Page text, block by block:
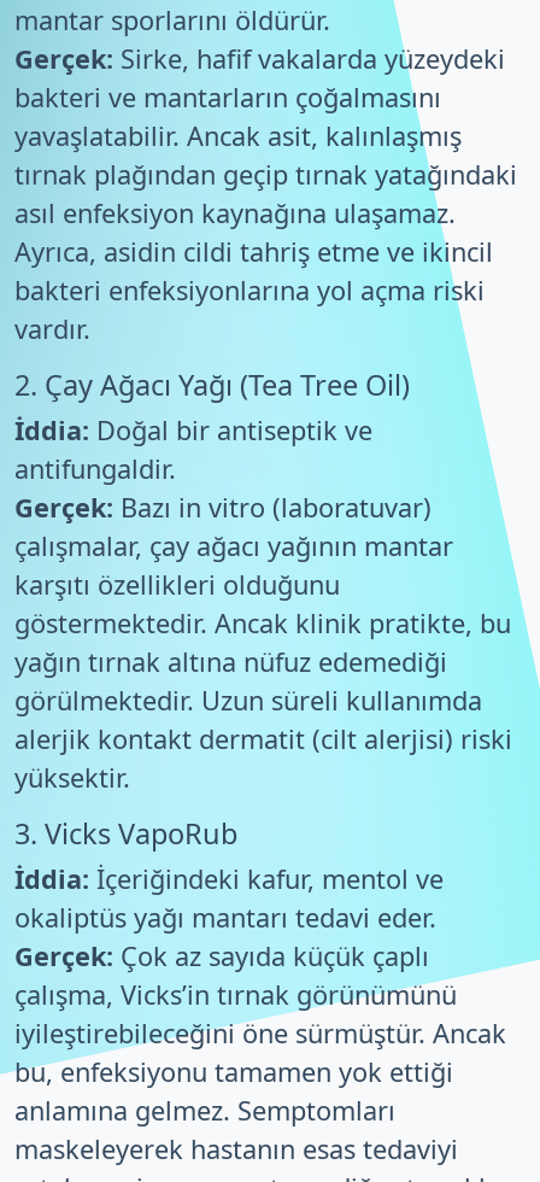
mantar sporlarını öldürür.
Gerçek: Sirke, hafif vakalarda yüzeydeki
bakteri ve mantarların çoğalmasını
yavaşlatabilir. Ancak asit, kalınlaşmış
tırnak plağından geçip tırnak yatağındaki
asıl enfeksiyon kaynağına ulaşamaz.
Ayrıca, asidin cildi tahriş etme ve ikincil
bakteri enfeksiyonlarına yol açma riski
vardır.
2. Çay Ağacı Yağı (Tea Tree Oil)
İddia: Doğal bir antiseptik ve
antifungaldir.
Gerçek: Bazı in vitro (laboratuvar)
çalışmalar, çay ağacı yağının mantar
karşıtı özellikleri olduğunu
göstermektedir. Ancak klinik pratikte, bu
yağın tırnak altına nüfuz edemediği
görülmektedir. Uzun süreli kullanımda
alerjik kontakt dermatit (cilt alerjisi) riski
yüksektir.
3. Vicks VapoRub
İddia: İçeriğindeki kafur, mentol ve
okaliptüs yağı mantarı tedavi eder.
Gerçek: Çok az sayıda küçük çaplı
çalışma, Vicks’in tırnak görünümünü
iyileştirebileceğini öne sürmüştür. Ancak
bu, enfeksiyonu tamamen yok ettiği
anlamına gelmez. Semptomları
maskeleyerek hastanın esas tedaviyi